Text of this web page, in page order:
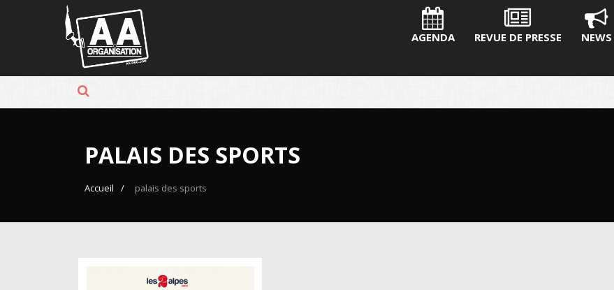
Panneau de gestion des cookies
AGENDA REVUE DE PRESSE NEWS
PALAIS DES SPORTS
Accueil palais des sports